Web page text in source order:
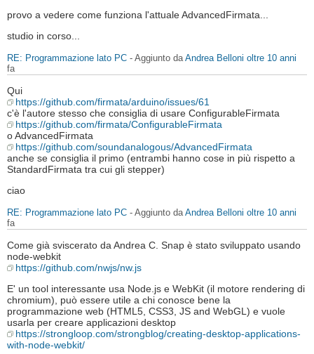
provo a vedere come funziona l'attuale AdvancedFirmata...
studio in corso...
RE: Programmazione lato PC - Aggiunto da Andrea Belloni oltre 10 anni
fa
Qui
https://github.com/firmata/arduino/issues/61
c'è l'autore stesso che consiglia di usare ConfigurableFirmata
https://github.com/firmata/ConfigurableFirmata
o AdvancedFirmata
https://github.com/soundanalogous/AdvancedFirmata
anche se consiglia il primo (entrambi hanno cose in più rispetto a
StandardFirmata tra cui gli stepper)
ciao
RE: Programmazione lato PC - Aggiunto da Andrea Belloni oltre 10 anni
fa
Come già sviscerato da Andrea C. Snap è stato sviluppato usando
node-webkit
https://github.com/nwjs/nw.js
E' un tool interessante usa Node.js e WebKit (il motore rendering di
chromium), può essere utile a chi conosce bene la
programmazione web (HTML5, CSS3, JS and WebGL) e vuole
usarla per creare applicazioni desktop
https://strongloop.com/strongblog/creating-desktop-applications-
with-node-webkit/